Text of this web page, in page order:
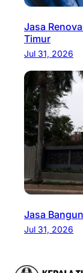
Jasa
Timur
Jul 31, 2026
Jasa
Jul 31, 2026